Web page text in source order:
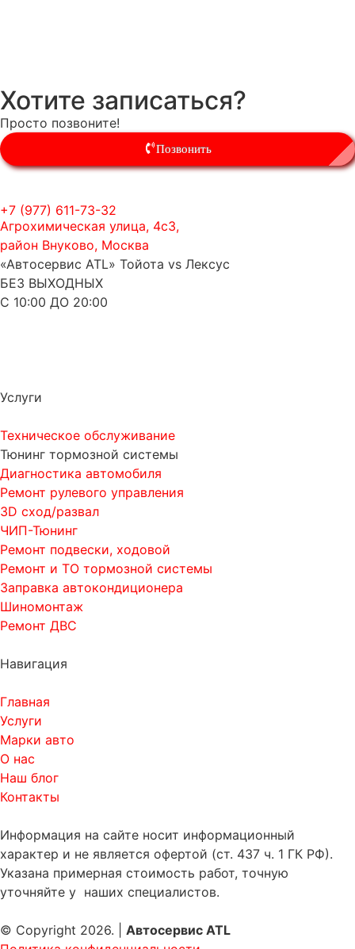
Хотите записаться?
Просто позвоните!
Позвонить
+7 (977) 611-73-32
Агрохимическая улица, 4с3,
район Внуково, Москва
«Автосервис ATL» Тойота vs Лексус
БЕЗ ВЫХОДНЫХ
С 10:00 ДО 20:00
Услуги
Техническое обслуживание
Тюнинг тормозной системы
Диагностика автомобиля
Ремонт рулевого управления
3D сход/развал
ЧИП-Тюнинг
Ремонт подвески, ходовой
Ремонт и ТО тормозной системы
Заправка автокондиционера
Шиномонтаж
Ремонт ДВС
Навигация
Главная
Услуги
Марки авто
О нас
Наш блог
Контакты
Информация на сайте носит информационный
характер и не является офертой (ст. 437 ч. 1 ГК РФ).
Указана примерная стоимость работ, точную
уточняйте у наших специалистов.
© Copyright 2026. | Автосервис ATL